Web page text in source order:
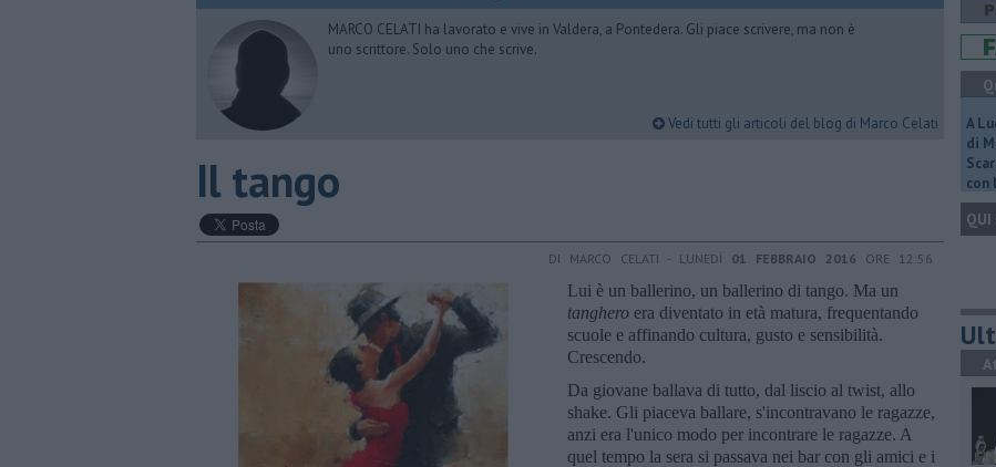
MARCO CELATI ha lavorato e vive in Valdera, a Pontedera. Gli piace scrivere, ma non è
uno scrittore. Solo uno che scrive.
Vedi tutti gli articoli del blog di Marco Celati
Il tango
DI MARCO CELATI - LUNEDÌ 01 FEBBRAIO 2016 ORE 12:56
Lui è un ballerino, un ballerino di tango. Ma un
tanghero era diventato in età matura, frequentando
scuole e affinando cultura, gusto e sensibilità.
Crescendo.
Da giovane ballava di tutto, dal liscio al twist, allo
shake. Gli piaceva ballare, s'incontravano le ragazze,
anzi era l'unico modo per incontrare le ragazze. A
quel tempo la sera si passava nei bar con gli amici e i
A
di
con
QUI